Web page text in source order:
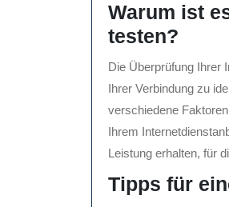
Warum ist
testen?
Die Überprüfung Ihrer
Ihrer Verbindung zu
verschiedene
Ihrem
Leistung erhalten, für
Tipps für